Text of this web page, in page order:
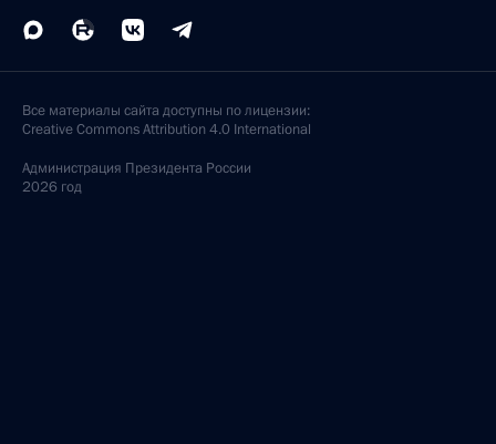
Все материалы сайта доступны по лицензии:
Creative Commons Attribution 4.0 International
Администрация Президента России
2026 год